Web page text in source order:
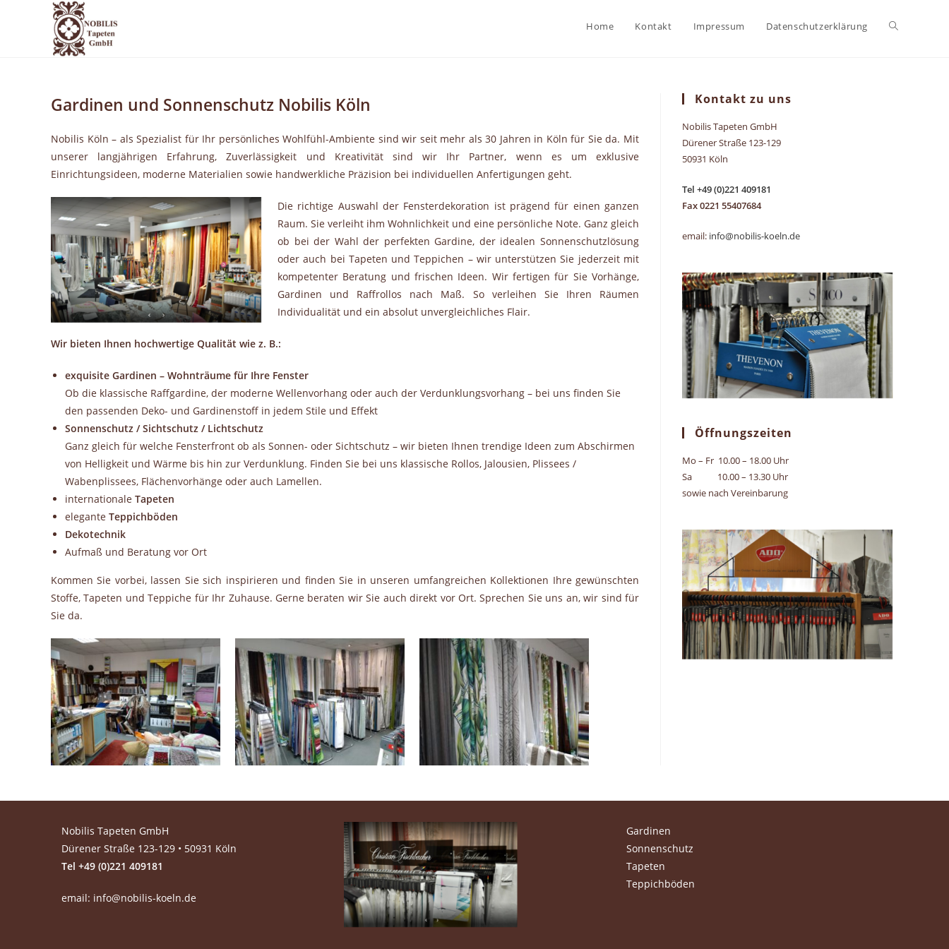
Home Kontakt Impressum Datenschutzerklärung Website-
Gardinen und Sonnenschutz Nobilis Köln
Nobilis Köln – als Spezialist für Ihr persönliches Wohlfühl-Ambiente sind wir seit mehr als 30 Jahren in Köln für Sie da. Mit
unserer langjährigen Erfahrung, Zuverlässigkeit und Kreativität sind wir Ihr Partner, wenn es um exklusive
Einrichtungsideen, moderne Materialien sowie handwerkliche Präzision bei individuellen Anfertigungen geht.
Die richtige Auswahl der Fensterdekoration ist prägend für einen ganzen
Raum. Sie verleiht ihm Wohnlichkeit und eine persönliche Note. Ganz gleich
ob bei der Wahl der perfekten Gardine, der idealen Sonnenschutzlösung
oder auch bei Tapeten und Teppichen – wir unterstützen Sie jederzeit mit
kompetenter Beratung und frischen Ideen. Wir fertigen für Sie Vorhänge,
Gardinen und Raffrollos nach Maß. So verleihen Sie Ihren Räumen
Individualität und ein absolut unvergleichliches Flair.
Wir bieten Ihnen hochwertige Qualität wie z. B.:
exquisite Gardinen – Wohnträume für Ihre Fenster
Ob die klassische Raffgardine, der moderne Wellenvorhang oder auch der Verdunklungsvorhang – bei uns finden Sie
den passenden Deko- und Gardinenstoff in jedem Stile und Effekt
Sonnenschutz / Sichtschutz / Lichtschutz
Ganz gleich für welche Fensterfront ob als Sonnen- oder Sichtschutz – wir bieten Ihnen trendige Ideen zum Abschirmen
von Helligkeit und Wärme bis hin zur Verdunklung. Finden Sie bei uns klassische Rollos, Jalousien, Plissees /
Wabenplissees, Flächenvorhänge oder auch Lamellen.
internationale Tapeten
elegante Teppichböden
Dekotechnik
Aufmaß und Beratung vor Ort
Kommen Sie vorbei, lassen Sie sich inspirieren und finden Sie in unseren umfangreichen Kollektionen Ihre gewünschten
Stoffe, Tapeten und Teppiche für Ihr Zuhause. Gerne beraten wir Sie auch direkt vor Ort. Sprechen Sie uns an, wir sind für
Sie da.
Kontakt zu uns
Nobilis Tapeten GmbH
Dürener Straße 123-129
50931 Köln
Tel +49 (0)221 409181
Fax 0221 55407684
email: info@nobilis-koeln.de
Öffnungszeiten
Mo – Fr 10.00 – 18.00 Uhr
Sa 10.00 – 13.30 Uhr
sowie nach Vereinbarung
Nobilis Tapeten GmbH
Dürener Straße 123-129 • 50931 Köln
Tel +49 (0)221 409181
email: info@nobilis-koeln.de
Gardinen
Sonnenschutz
Tapeten
Teppichböden